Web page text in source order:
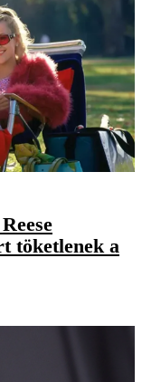
töketlenek a